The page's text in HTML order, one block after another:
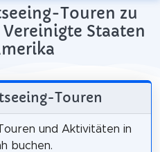
Touren zu
Staaten
Touren
und Aktivitäten in
buchen.